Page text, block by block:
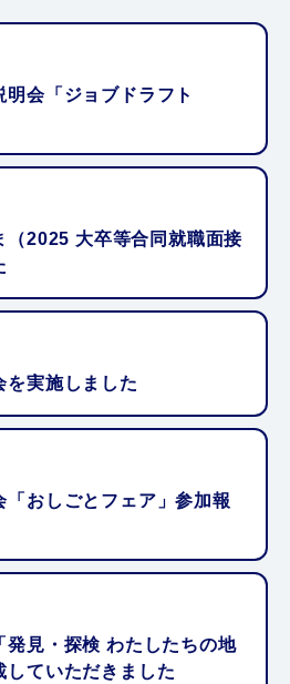
会「ジョブドラフト
（2025 大卒等合同就職面接
を実施しました
「おしごとフェア」参加報
発見・探検 わたしたちの地
していただきました